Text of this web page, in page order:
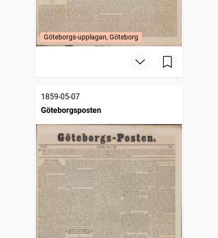
Göteborgs-upplagan, Göteborg
1859-05-07
Göteborgsposten